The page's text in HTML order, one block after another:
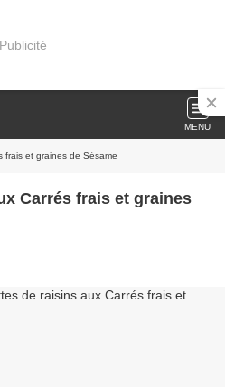
Publicité
MENU
frais et graines de Sésame
Carrés frais et graines